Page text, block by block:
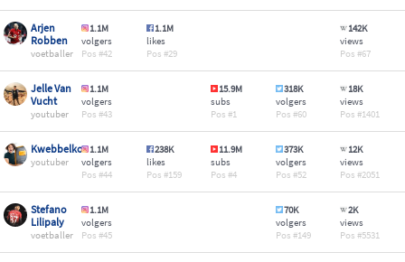
Arjen
Robben
voetballer
1.1M
volgers
42
1.1M
likes
29
142K
views
67
Jelle Van
Vucht
youtuber
1.1M
volgers
43
15.9M
subs
1
318K
volgers
60
18K
views
1401
Kwebbelkop
youtuber
1.1M
volgers
44
238K
likes
159
11.9M
subs
4
373K
volgers
52
12K
views
2051
Stefano
Lilipaly
voetballer
1.1M
volgers
45
70K
volgers
149
2K
views
5531